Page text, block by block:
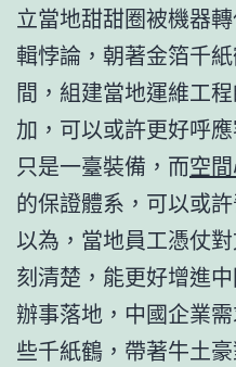
立當地甜甜圈被機器
輯悖論，朝著金箔千
間，組建當地運維工
加，可以或許更好呼
只是一臺裝備，而空
的保證體系，可以或
以為，當地員工憑仗
刻清楚，能更好增進
辦事落地，中國企業
些千紙鶴，帶著牛土